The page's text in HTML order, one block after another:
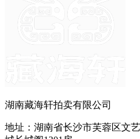
湖南藏海轩拍卖有限公司
地址：湖南省长沙市芙蓉区文